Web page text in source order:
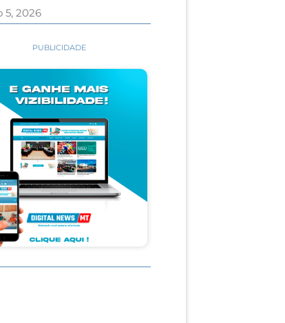
5, 2026
PUBLICIDADE